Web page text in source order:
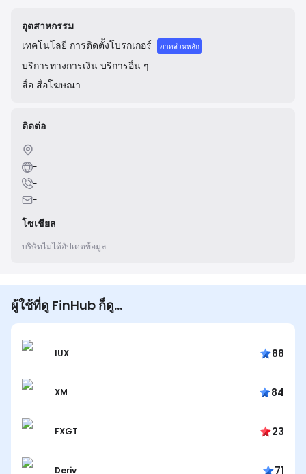
Room, liquidity solutions, payment system integrations,
and company formation assistance. With a team boasting
extensive experience in the fintech sector, FinHub aims to
be a one-stop shop for brokerage setup and ongoing
อุตสาหกรรม
เทคโนโลยี การติดตั้งโบรกเกอร์ ภาคส่วนหลัก
บริการทางการเงิน บริการอื่น ๆ
สื่อ สื่อโฆษณา
ติดต่อ
-
-
-
-
โซเชียล
บริษัทไม่ได้อัปเดตข้อมูล
ผู้ใช้ที่ดู FinHub ก็ดู...
IUX 88
XM 84
FXGT 23
Deriv 71